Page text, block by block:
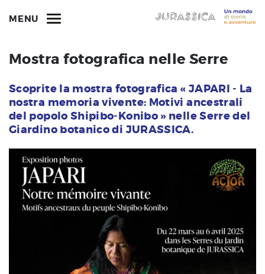
MENU
Mostra fotografica nelle Serre
Scoprite la mostra fotografica « JAPARI - La
nostra memoria vivente: Motivi ancestrali
del popolo Shipibo-Konibo » nelle Serre del
Giardino botanico di JURASSICA.